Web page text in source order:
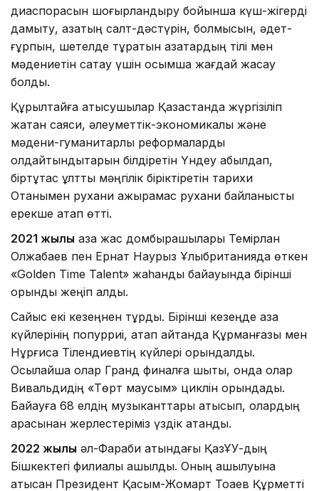
диаспорасын шоғырландыру бойынша күш-жігерді
дамыту, қазақтың салт-дәстүрін, болмысын, әдет-
ғұрпын, шетелде тұратын қазақтардың тілі мен
мәдениетін сақтау үшін қосымша жағдай жасау
болды.
Құрылтайға қатысушылар Қазақстанда жүргізіліп
жатқан саяси, әлеуметтік-экономикалық және
мәдени-гуманитарлық реформаларды
қолдайтындықтарын білдіретін Үндеу қабылдап,
біртұтас ұлтты мәңгілік біріктіретін тарихи
Отанымен рухани ажырамас рухани байланысты
ерекше атап өтті.
2021 жылы қазақ жас домбырашылары Темірлан
Олжабаев пен Ернат Наурыз Ұлыбританияда өткен
«Golden Time Talent» жаһандық байқауында бірінші
орынды жеңіп алды.
Сайыс екі кезеңнен тұрды. Бірінші кезеңде қазақ
күйлерінің попурриі, атап айтқанда Құрманғазы мен
Нұрғиса Тілендиевтің күйлері орындалды.
Осылайша олар Гранд финалға шықты, онда олар
Вивальдидің «Төрт маусым» циклін орындады.
Байқауға 68 елдің музыканттары қатысып, олардың
арасынан жерлестеріміз үздік атанды.
2022 жылы әл-Фараби атындағы ҚазҰУ-дың
Бішкектегі филиалы ашылды. Оның ашылуына
қатысқан Президент Қасым-Жомарт Тоқаев Құрметті